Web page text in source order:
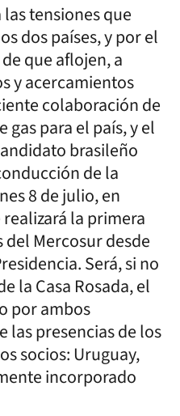
tensiones que
dos países, y por el
que aflojen, a
y acercamientos
colaboración de
gas para el país, y el
brasileño
de la
8 de julio, en
la primera
Mercosur desde
Será, si no
la Casa Rosada, el
por ambos
las presencias de los
socios: Uruguay,
incorporado